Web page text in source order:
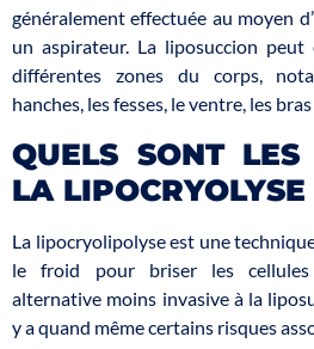
généralement effectuée au moyen
un aspirateur. La liposuccion
différentes zones du corps,
hanches, les fesses, le ventre, les
QUELS SONT
LA LIPOCRYOLYSE
La lipocryolipolyse est une
le froid pour briser les cellules
alternative moins invasive à la
y a quand même certains risques